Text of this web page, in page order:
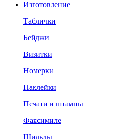
Изготовление
Таблички
Бейджи
Визитки
Номерки
Наклейки
Печати и штампы
Факсимиле
Шильды